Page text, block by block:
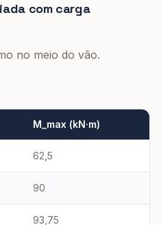
com carga
no meio do vão.
M_max (kN·m)
62,5
90
93,75